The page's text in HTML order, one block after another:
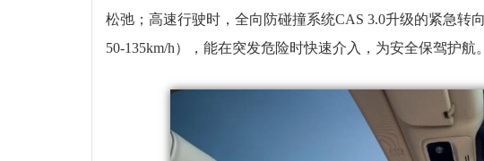
松弛；高速行驶时，全向防碰撞系统CAS 3.0升级的紧急转
50-135km/h），能在突发危险时快速介入，为安全保驾护航。